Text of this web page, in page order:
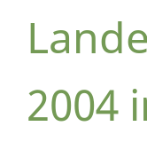
2004